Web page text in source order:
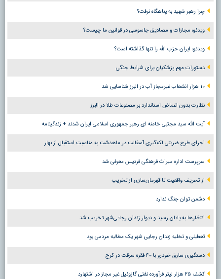
چرا رهبر شهید به پناهگاه نرفت؟
ویدئو؛ مجازات و مصادیق جاسوسی در قوانین ما چیست؟
ویدئو؛ ایران حزب الله را تنها گذاشته است؟
دستورات مهم پزشکیان برای شرایط جنگی
۱۰ هزار انشعاب غیرمجاز آب در البرز شناسایی شد
نظارت بدون اغماض استاندارد بر مصنوعات طلا در البرز
آیت الله سید مجتبی خامنه ای رهبر جمهوری اسلامی ایران شدند + زندگینامه
اجرای طرح ضربتی لکه‌گیری آسفالت در ماهدشت به مناسبت استقبال از بهار
سرپرست اداره میراث فرهنگی فردیس معرفی شد
از تحریف واقعیت تا قهرمان‌سازی از تخریب
دشمن توان جنگ ندارد
انتظارها به پایان رسید و دیوار زندان رجایی‌شهر تخریب شد
تعطیلی و تخلیه زندان رجایی شهر یک مطالبه مردمی بود
دستگیری سارق خودرو با ۴۰ فقره سرقت در کرج
کشف ۲۵ هزار لیتر فرآورده نفتی گازوئیل غیر مجاز در اشتهارد